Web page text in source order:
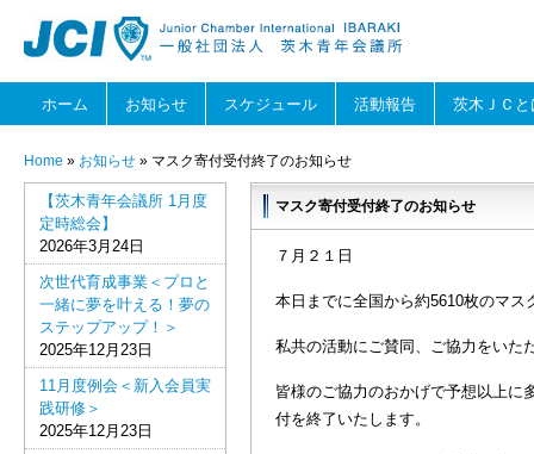
ホーム お知らせ スケジュール 活動報告 茨木ＪＣと
Home » お知らせ » マスク寄付受付終了のお知らせ
マスク寄付受付終了のお知らせ
７月２１日
本日までに全国から約5610枚のマス
私共の活動にご賛同、ご協力をいた
皆様のご協力のおかげで予想以上に
付を終了いたします。
【茨木青年会議所 1月度
定時総会】
2026年3月24日
次世代育成事業＜プロと
一緒に夢を叶える！夢の
ステップアップ！＞
2025年12月23日
11月度例会＜新入会員実
践研修＞
2025年12月23日